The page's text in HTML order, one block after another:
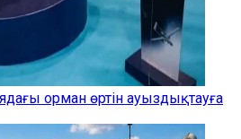
орман өртін ауыздықтауға